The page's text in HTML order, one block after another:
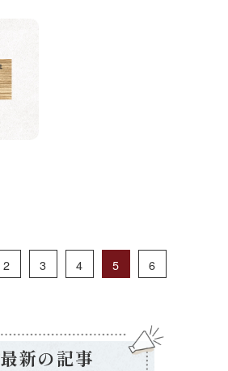
2 3 4 5 6
最新の記事